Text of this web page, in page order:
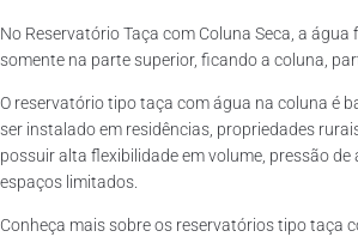
No Reservatório Taça com Coluna Seca, a
somente na parte superior, ficando a coluna,
O reservatório tipo taça com água na coluna é
ser instalado em residências, propriedades
possuir alta flexibilidade em volume, pressão de
espaços limitados.
Conheça mais sobre os reservatórios tipo taça